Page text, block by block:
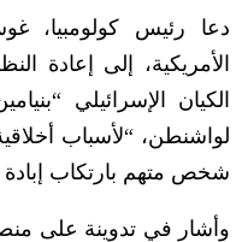
دعا رئيس كولومبيا،
الأمريكية، إلى إعادة
الكيان الإسرائيلي
لواشنطن، “لأسباب
شخص متهم بارتكاب إبادة
وأشار في تدوينة على